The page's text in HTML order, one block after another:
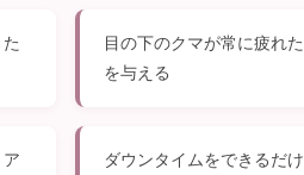
目の下のクマが常に疲れ
を与える
ダウンタイムをできるだけ